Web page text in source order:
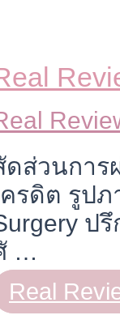
ดส่วนการ
ครดิต รูปภ
ป
…
Real